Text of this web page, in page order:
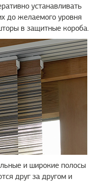
устанавливать
до желаемого уровня
в защитные короба.
и широкие полосы
друг за другом и